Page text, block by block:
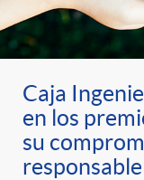
Caja
en los
su
responsable